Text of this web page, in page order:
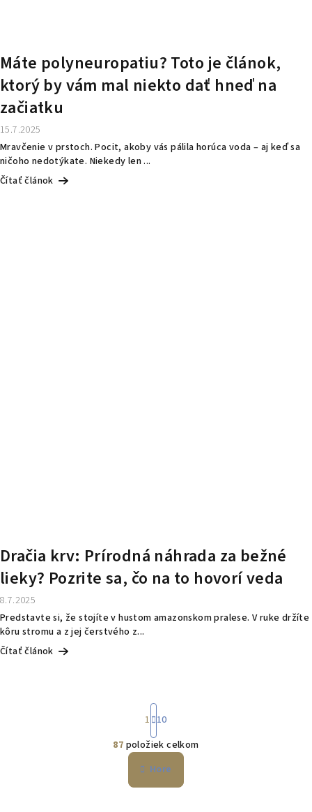
Máte polyneuropatiu? Toto je článok,
ktorý by vám mal niekto dať hneď na
začiatku
15.7.2025
Mravčenie v prstoch. Pocit, akoby vás pálila horúca voda – aj keď sa
ničoho nedotýkate. Niekedy len ...
Čítať článok
Dračia krv: Prírodná náhrada za bežné
lieky? Pozrite sa, čo na to hovorí veda
8.7.2025
Predstavte si, že stojíte v hustom amazonskom pralese. V ruke držíte
kôru stromu a z jej čerstvého z...
Čítať článok
O
v
l
S
t
r
á
n
k
o
1 10
87 položiek celkom
Hore